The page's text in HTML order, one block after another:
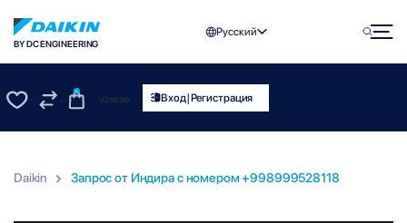
BY DC ENGINEERING
Русский
0
UZS0.00 Вход|Регистрация
Daikin Запрос от Индира c номером +998999528118